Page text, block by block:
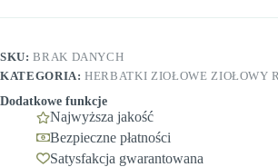
SKU:BRAK DANYCH
KATEGORIA:HERBATKI ZIOŁOWE ZIOŁOWY
Dodatkowe funkcje
Najwyższa jakość
Bezpieczne płatności
Satysfakcja gwarantowana